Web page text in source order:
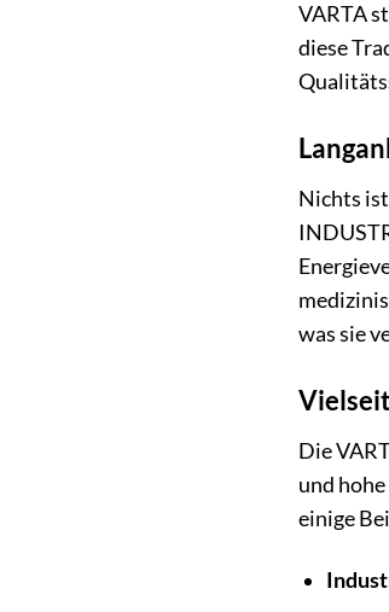
VARTA
diese
Nichts
was sie
Die
und
einige